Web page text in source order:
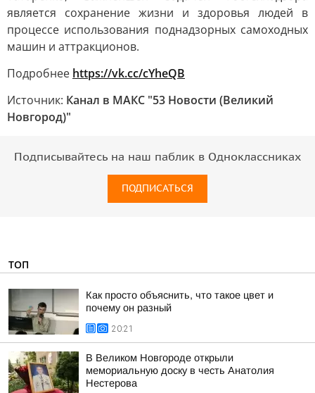
является сохранение жизни и здоровья людей в
процессе использования поднадзорных самоходных
машин и аттракционов.
Подробнее https://vk.cc/cYheQB
Источник: Канал в МАКС "53 Новости (Великий
Новгород)"
Подписывайтесь на наш паблик в Одноклассниках
ПОДПИСАТЬСЯ
ТОП
Как просто объяснить, что такое цвет и
почему он разный
20:21
В Великом Новгороде открыли
мемориальную доску в честь Анатолия
Нестерова